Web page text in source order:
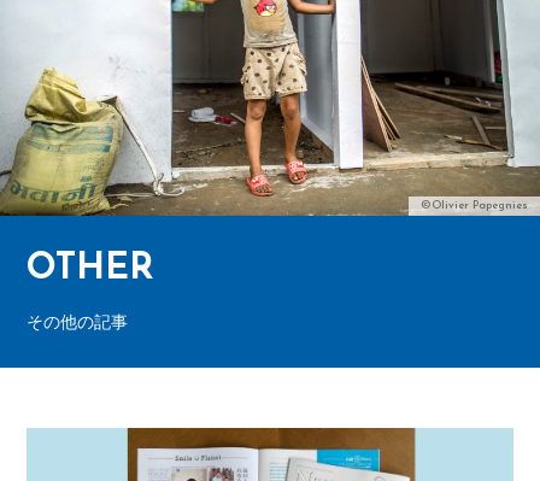
©Olivier Papegnies
OTHER
その他の記事